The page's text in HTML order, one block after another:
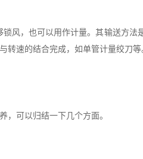
，也可以用作计量。其输送方法
转速的结合完成，如单管计量绞刀等
可以归结一下几个方面。